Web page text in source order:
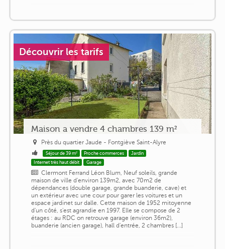
Découvrir les tarifs
Maison a vendre 4 chambres 139 m²
Près du quartier Jaude - Fontgiève Saint-Alyre
Séjour de 39 m² Proche commerces
Jardin
Internet très haut débit
Garage
Clermont Ferrand Léon Blum, Neuf soleils, grande
maison de ville d'environ 139m2, avec 70m2 de
dépendances (double garage, grande buanderie, cave) et
un extérieur avec une cour pour garer les voitures et un
espace jardinet sur dalle. Cette maison de 1952 mitoyenne
d'un côté, s'est agrandie en 1997. Elle se compose de 2
étages : au RDC on retrouve garage (environ 36m2),
buanderie (ancien garage), hall d'entrée, 2 chambres [...]